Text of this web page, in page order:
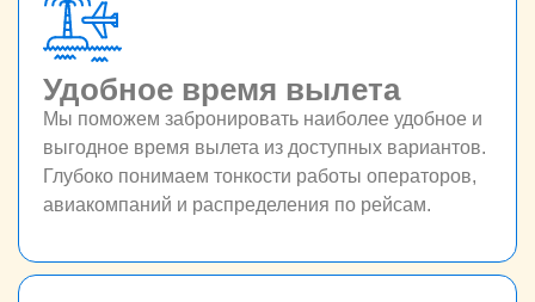
Удобное время вылета
Мы поможем забронировать наиболее удобное и
выгодное время вылета из доступных вариантов.
Глубоко понимаем тонкости работы операторов,
авиакомпаний и распределения по рейсам.